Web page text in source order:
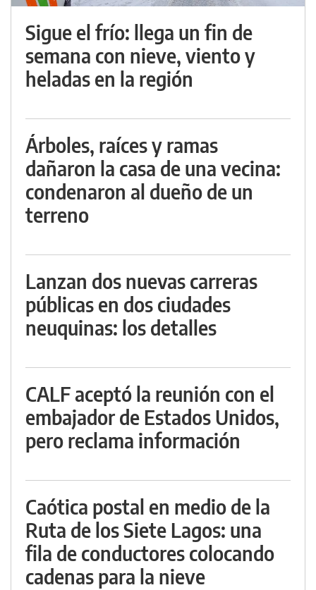
Sigue el frío: llega un fin de
semana con nieve, viento y
heladas en la región
Árboles, raíces y ramas
dañaron la casa de una vecina:
condenaron al dueño de un
terreno
Lanzan dos nuevas carreras
públicas en dos ciudades
neuquinas: los detalles
CALF aceptó la reunión con el
embajador de Estados Unidos,
pero reclama información
Caótica postal en medio de la
Ruta de los Siete Lagos: una
fila de conductores colocando
cadenas para la nieve